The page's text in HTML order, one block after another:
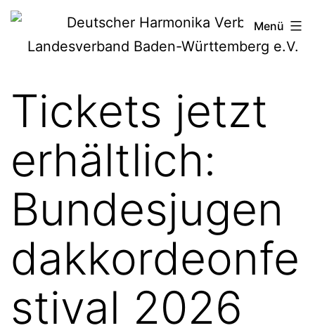
Zum
Deutscher
Harmonika-
Menü
Tickets jetzt
erhältlich:
Bundesjugen
dakkordeonfe
stival 2026